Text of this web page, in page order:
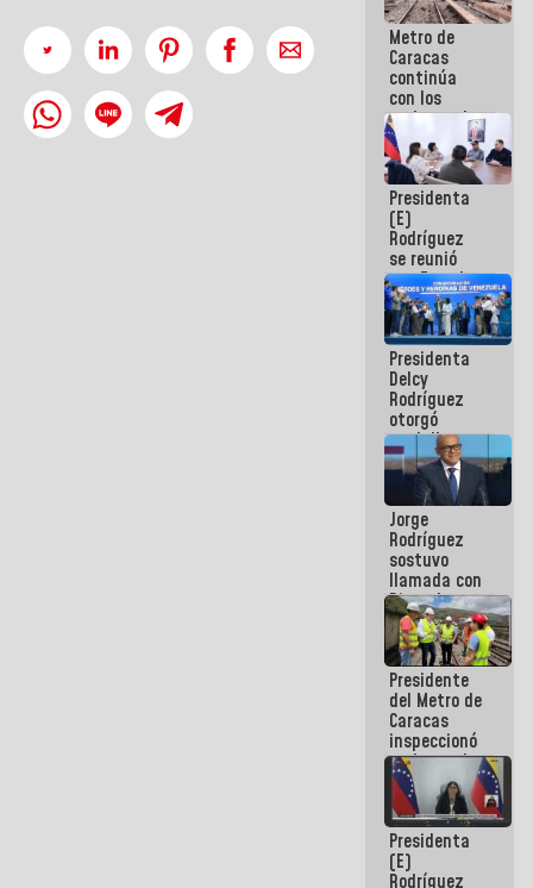
Metro de
Caracas
continúa
con los
trabajos de
mantenimiento
e inspección
en la Línea 2
Presidenta
(E)
Rodríguez
se reunió
con Estado
Mayor
Eléctrico
para
abordar
planes de
acción
Presidenta
Delcy
Rodríguez
otorgó
medalla
"Héroe de
Venezuela"
a servidores
públicos
Jorge
Rodríguez
sostuvo
llamada con
Dinorah
Figuera y
acuerdan
primer
encuentro
presencial
para el
diálogo
Presidente
del Metro de
Caracas
inspeccionó
trabajos de
rehabilitación
y
modernización
de la vía
férrea
Presidenta
(E)
Rodríguez